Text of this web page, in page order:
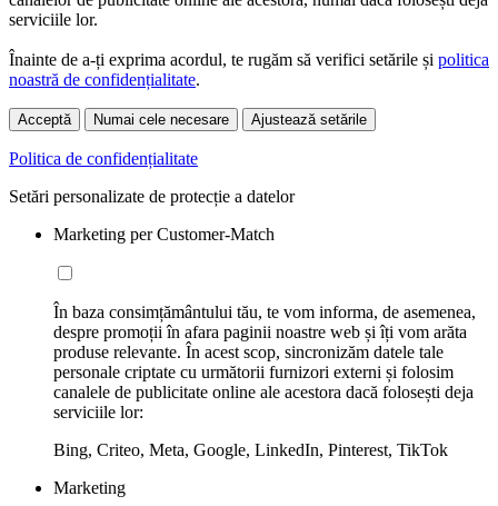
serviciile lor.
Înainte de a-ți exprima acordul, te rugăm să verifici setările și politica
noastră de confidențialitate.
Acceptă Numai cele necesare Ajustează setările
Politica de confidențialitate
Setări personalizate de protecție a datelor
Marketing per Customer-Match
În baza consimțământului tău, te vom informa, de asemenea,
despre promoții în afara paginii noastre web și îți vom arăta
produse relevante. În acest scop, sincronizăm datele tale
personale criptate cu următorii furnizori externi și folosim
canalele de publicitate online ale acestora dacă folosești deja
serviciile lor:
Bing, Criteo, Meta, Google, LinkedIn, Pinterest, TikTok
Marketing